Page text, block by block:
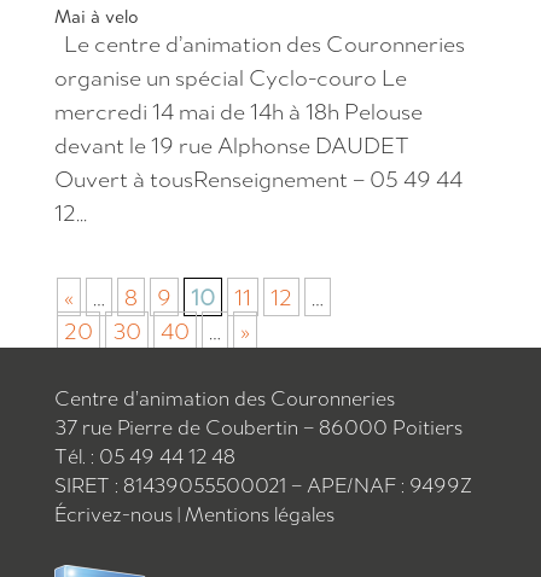
Mai à velo
Le centre d’animation des Couronneries
organise un spécial Cyclo-couro Le
mercredi 14 mai de 14h à 18h Pelouse
devant le 19 rue Alphonse DAUDET
Ouvert à tousRenseignement – 05 49 44
12...
« … 8 9 10 11 12
…
20
30 40 … »
Centre d’animation des Couronneries
37 rue Pierre de Coubertin – 86000 Poitiers
Tél. : 05 49 44 12 48
SIRET : 81439055500021 – APE/NAF : 9499Z
Écrivez-nous|Mentions légales